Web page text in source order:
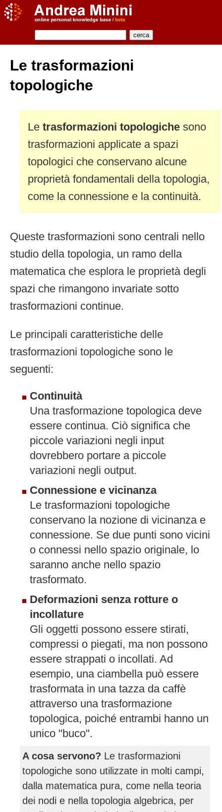
Le trasformazioni
topologiche
Le trasformazioni topologiche sono
trasformazioni applicate a spazi
topologici che conservano alcune
proprietà fondamentali della topologia,
come la connessione e la continuità.
Queste trasformazioni sono centrali nello
studio della topologia, un ramo della
matematica che esplora le proprietà degli
spazi che rimangono invariate sotto
trasformazioni continue.
Le principali caratteristiche delle
trasformazioni topologiche sono le
seguenti:
Continuità
Una trasformazione topologica deve
essere continua. Ciò significa che
piccole variazioni negli input
dovrebbero portare a piccole
variazioni negli output.
Connessione e vicinanza
Le trasformazioni topologiche
conservano la nozione di vicinanza e
connessione. Se due punti sono vicini
o connessi nello spazio originale, lo
saranno anche nello spazio
trasformato.
Deformazioni senza rotture o
incollature
Gli oggetti possono essere stirati,
compressi o piegati, ma non possono
essere strappati o incollati. Ad
esempio, una ciambella può essere
trasformata in una tazza da caffè
attraverso una trasformazione
topologica, poiché entrambi hanno un
unico "buco".
A cosa servono? Le trasformazioni
topologiche sono utilizzate in molti campi,
dalla matematica pura, come nella teoria
dei nodi e nella topologia algebrica, per